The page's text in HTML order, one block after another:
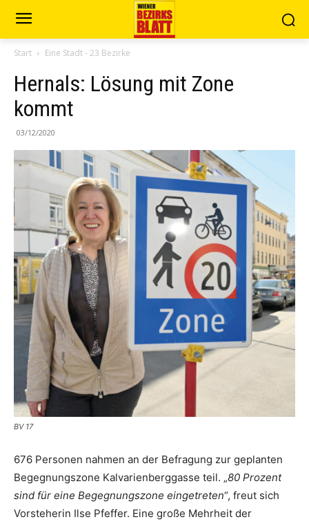
Start Eine Stadt - 23 Bezirke
Hernals: Lösung mit Zone
kommt
03/12/2020
BV 17
676 Personen nahmen an der Befragung zur geplanten
Begegnungszone ­Kalvarienberggasse teil. „80 Prozent
sind für eine Begegnungszone einge­treten“, freut sich
Vorsteherin Ilse Pfeffer. Eine große Mehrheit der